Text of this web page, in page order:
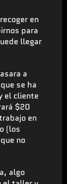
en
para
llegar
a
se ha
el cliente
$20
en
(los
no
algo